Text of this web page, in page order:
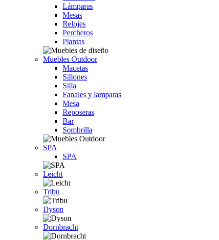
Lámparas
Mesas
Relojes
Percheros
Plantas
Muebles Outdoor
Macetas
Sillones
Silla
Fanales y lamparas
Mesa
Reposeras
Bar
Sombrilla
SPA
SPA
Leicht
Tribu
Dyson
Dornbracht